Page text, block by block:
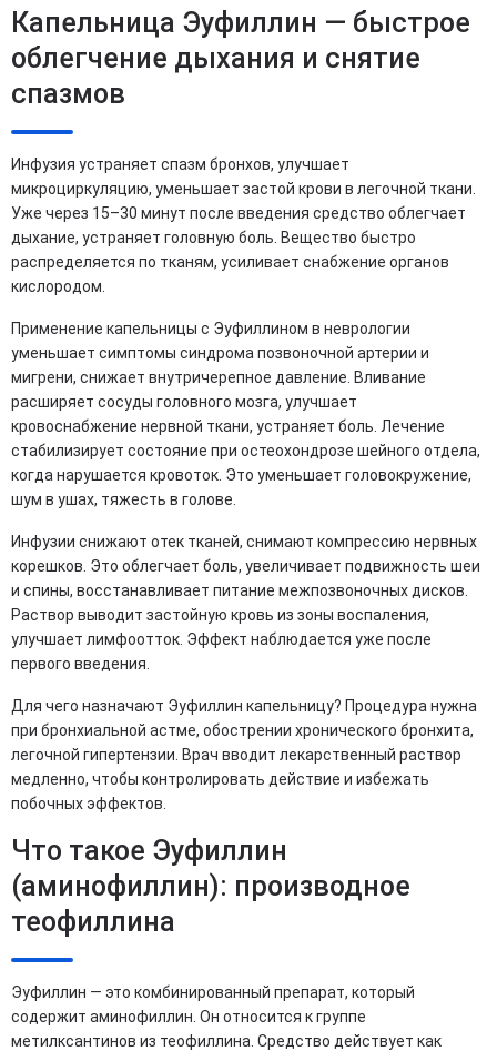
Капельница Эуфиллин — быстрое
облегчение дыхания и снятие
спазмов
Инфузия устраняет спазм бронхов, улучшает
микроциркуляцию, уменьшает застой крови в легочной ткани.
Уже через 15–30 минут после введения средство облегчает
дыхание, устраняет головную боль. Вещество быстро
распределяется по тканям, усиливает снабжение органов
кислородом.
Применение капельницы с Эуфиллином в неврологии
уменьшает симптомы синдрома позвоночной артерии и
мигрени, снижает внутричерепное давление. Вливание
расширяет сосуды головного мозга, улучшает
кровоснабжение нервной ткани, устраняет боль. Лечение
стабилизирует состояние при остеохондрозе шейного отдела,
когда нарушается кровоток. Это уменьшает головокружение,
шум в ушах, тяжесть в голове.
Инфузии снижают отек тканей, снимают компрессию нервных
корешков. Это облегчает боль, увеличивает подвижность шеи
и спины, восстанавливает питание межпозвоночных дисков.
Раствор выводит застойную кровь из зоны воспаления,
улучшает лимфоотток. Эффект наблюдается уже после
первого введения.
Для чего назначают Эуфиллин капельницу? Процедура нужна
при бронхиальной астме, обострении хронического бронхита,
легочной гипертензии. Врач вводит лекарственный раствор
медленно, чтобы контролировать действие и избежать
побочных эффектов.
Что такое Эуфиллин
(аминофиллин): производное
теофиллина
Эуфиллин — это комбинированный препарат, который
содержит аминофиллин. Он относится к группе
метилксантинов из теофиллина. Средство действует как